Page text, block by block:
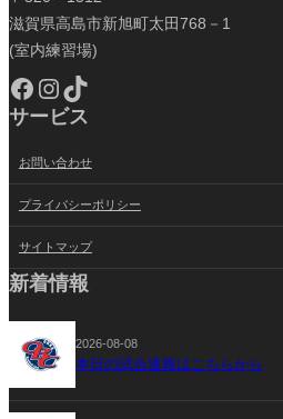
滋賀県高島市新旭町太田768－1
(室内練習場)
Facebook Instagram TikTok
サービス
お問い合わせ
プライバシーポリシー
サイトマップ
新着情報
2026-08-08
本日の試合速報はこちらから